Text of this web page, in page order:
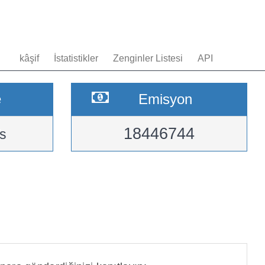
kâşif İstatistikler Zenginler Listesi API
Emisyon
18446744